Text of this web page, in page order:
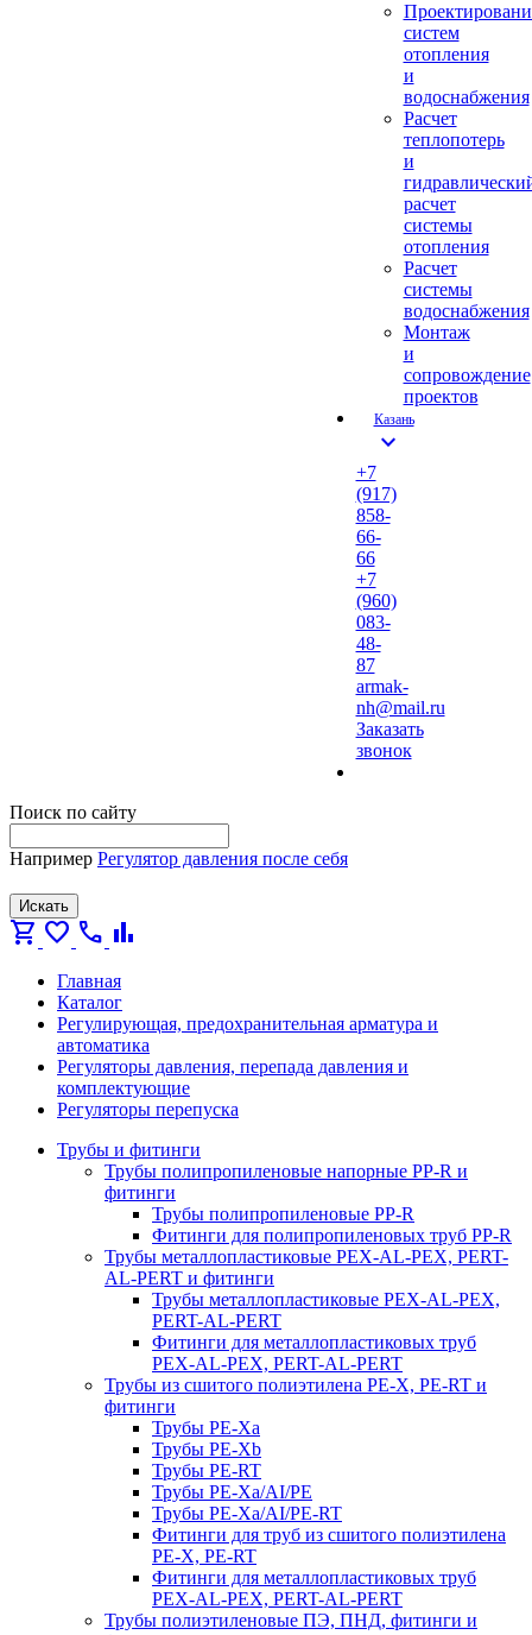
систем
отопления
и
водоснабжения
Расчет
теплопотерь
и
расчет
системы
отопления
Расчет
системы
водоснабжения
Монтаж
и
сопровождение
проектов
Казань
expand_more
+7
(917)
858-
66-
66
+7
(960)
083-
48-
87
armak-
nh@mail.ru
Заказать
звонок
Поиск по сайту
Например Регулятор давления после себя
Искать
shopping_cart favorite call bar_chart
Главная
Каталог
Регулирующая, предохранительная арматура и
автоматика
Регуляторы давления, перепада давления и
комплектующие
Регуляторы перепуска
Трубы и фитинги
Трубы полипропиленовые напорные PP-R и
фитинги
Трубы полипропиленовые PP-R
Фитинги для полипропиленовых труб PP-R
Трубы металлопластиковые PEX-AL-PEX, PERT-
AL-PERT и фитинги
Трубы металлопластиковые PEX-AL-PEX,
PERT-AL-PERT
Фитинги для металлопластиковых труб
PEX-AL-PEX, PERT-AL-PERT
Трубы из сшитого полиэтилена PE-X, PE-RT и
фитинги
Трубы PE-Xa
Трубы PE-Xb
Трубы PE-RT
Трубы PE-Xa/AI/PE
Трубы PE-Xa/AI/PE-RT
Фитинги для труб из сшитого полиэтилена
PE-X, PE-RT
Фитинги для металлопластиковых труб
PEX-AL-PEX, PERT-AL-PERT
Трубы полиэтиленовые ПЭ, ПНД, фитинги и